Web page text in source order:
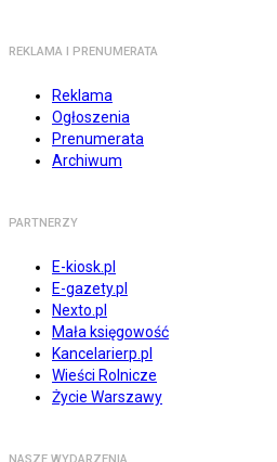
REKLAMA I PRENUMERATA
Reklama
Ogłoszenia
Prenumerata
Archiwum
PARTNERZY
E-kiosk.pl
E-gazety.pl
Nexto.pl
Mała księgowość
Kancelarierp.pl
Wieści Rolnicze
Życie Warszawy